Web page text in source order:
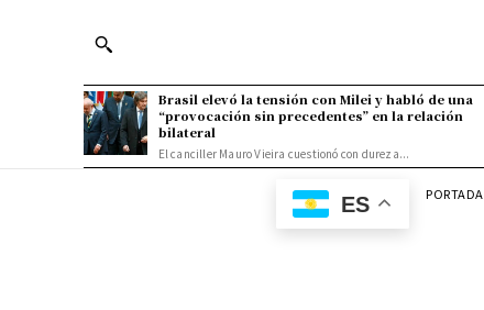
Brasil elevó la tensión con Milei y habló de una
“provocación sin precedentes” en la relación
bilateral
El canciller Mauro Vieira cuestionó con dureza...
ES PORTADA